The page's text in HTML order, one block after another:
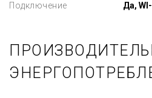
Подключение
Да, WI-